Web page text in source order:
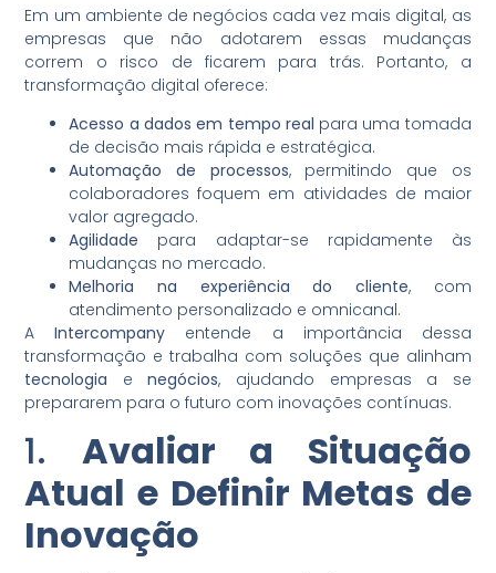
Em um ambiente de negócios cada vez mais digital, as
empresas que não adotarem essas mudanças
correm o risco de ficarem para trás. Portanto, a
transformação digital oferece:
Acesso a dados em tempo real para uma tomada
de decisão mais rápida e estratégica.
Automação de processos, permitindo que os
colaboradores foquem em atividades de maior
valor agregado.
Agilidade para adaptar-se rapidamente às
mudanças no mercado.
Melhoria na experiência do cliente, com
atendimento personalizado e omnicanal.
AIntercompany entende a importância dessa
transformação e trabalha com soluções que alinham
tecnologia enegócios, ajudando empresas a se
prepararem para o futuro com inovações contínuas.
1. Avaliar a Situação
Atual e Definir Metas de
Inovação